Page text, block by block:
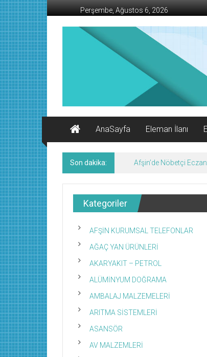
İçeriğe
geç
Perşembe, Ağustos 6, 2026
AFŞİN
Ekonomi
Kanalı
AnaSayfa
Eleman İlanı
Son dakika: Afşin’de Nöbetçi
Kategoriler
AFŞİN KURUMSAL TELEFONLAR
AĞAÇ YAN ÜRÜNLERİ
AKARYAKIT – PETROL
ALÜMİNYUM DOĞRAMA
AMBALAJ MALZEMELERİ
ARITMA SİSTEMLERİ
ASANSÖR
AV MALZEMLERİ